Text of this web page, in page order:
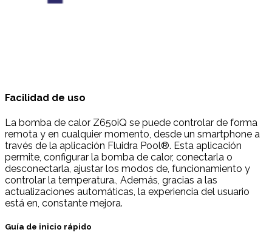
Facilidad de uso
La bomba de calor Z650iQ se puede controlar de forma
remota y en cualquier momento, desde un smartphone a
través de la aplicación Fluidra Pool®. Esta aplicación
permite, configurar la bomba de calor, conectarla o
desconectarla, ajustar los modos de, funcionamiento y
controlar la temperatura., Además, gracias a las
actualizaciones automáticas, la experiencia del usuario
está en, constante mejora.
Guía de inicio rápido